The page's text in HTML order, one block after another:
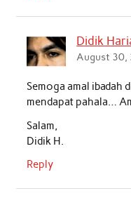
Didik
August 30,
Semoga amal ibadah
mendapat pahala…
Salam,
Didik H.
Reply